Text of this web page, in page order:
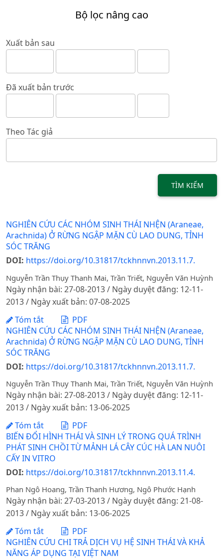
Bộ lọc nâng cao
Xuất bản sau
Đã xuất bản trước
Theo Tác giả
TÌM KIẾM
NGHIÊN CỨU CÁC NHÓM SINH THÁI NHỆN (Araneae,
Arachnida) Ở RỪNG NGẬP MẶN CÙ LAO DUNG, TỈNH
SÓC TRĂNG
DOI: https://doi.org/10.31817/tckhnnvn.2013.11.7.
Nguyễn Trần Thụy Thanh Mai, Trần Triết, Nguyễn Văn Huỳnh
Ngày nhận bài: 27-08-2013 / Ngày duyệt đăng: 12-11-
2013 / Ngày xuất bản: 07-08-2025
Tóm tắt
PDF
NGHIÊN CỨU CÁC NHÓM SINH THÁI NHỆN (Araneae,
Arachnida) Ở RỪNG NGẬP MẶN CÙ LAO DUNG, TỈNH
SÓC TRĂNG
DOI: https://doi.org/10.31817/tckhnnvn.2013.11.7.
Nguyễn Trần Thụy Thanh Mai, Trần Triết, Nguyễn Văn Huỳnh
Ngày nhận bài: 27-08-2013 / Ngày duyệt đăng: 12-11-
2013 / Ngày xuất bản: 13-06-2025
Tóm tắt
PDF
BIẾN ĐỔI HÌNH THÁI VÀ SINH LÝ TRONG QUÁ TRÌNH
PHÁT SINH CHỒI TỪ MẢNH LÁ CÂY CÚC HÀ LAN NUÔI
CẤY IN VITRO
DOI: https://doi.org/10.31817/tckhnnvn.2013.11.4.
Phan Ngô Hoang, Trần Thanh Hương, Ngô Phước Hạnh
Ngày nhận bài: 27-03-2013 / Ngày duyệt đăng: 21-08-
2013 / Ngày xuất bản: 13-06-2025
Tóm tắt
PDF
NGHIÊN CỨU CHI TRẢ DỊCH VỤ HỆ SINH THÁI VÀ KHẢ
NĂNG ÁP DỤNG TẠI VIỆT NAM